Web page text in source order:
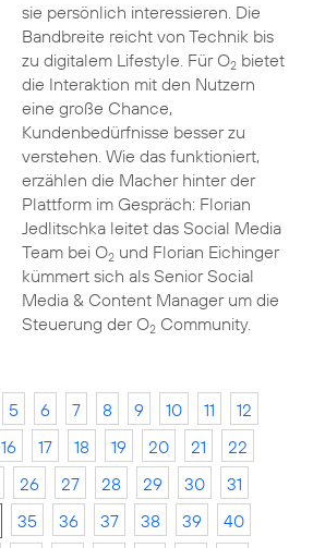
sie persönlich interessieren. Die
Bandbreite reicht von Technik bis
zu digitalem Lifestyle. Für O2bietet
die Interaktion mit den Nutzern
eine große Chance,
Kundenbedürfnisse besser zu
verstehen. Wie das funktioniert,
erzählen die Macher hinter der
Plattform im Gespräch: Florian
Jedlitschka leitet das Social Media
Team bei O2und Florian Eichinger
kümmert sich als Senior Social
Media & Content Manager um die
Steuerung der O2Community.
5 6 7 8 9 10 11
12
16 17 18 19 20 21
22
26 27 28 29 30
31
35 36 37 38 39
40